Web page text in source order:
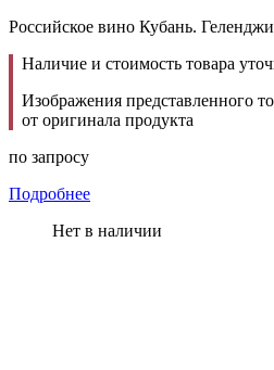
Российское вино Кубань.
Наличие и стоимость товара
Изображения представленного
от оригинала продукта
по запросу
Подробнее
Нет в наличии